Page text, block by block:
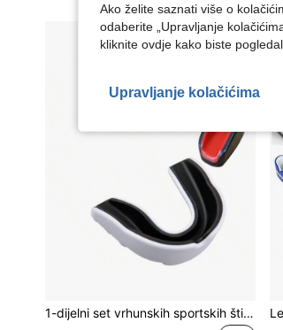
1-dijelni set vrhunskih sportskih štitnika za zube - apsorpcija udaraca, prozračnost i prilagođen dizajn za hokej, košarku, karate, nogomet, borilačke vještine, ragbi, boks i sveobuhvatnu zaštitnu opremu za borilačke vještine te jednostavno čišćenje
Ako želite saznati više o
odaberite „Upravljanje
kliknite ovdje kako biste
Upravljanje kolačićima